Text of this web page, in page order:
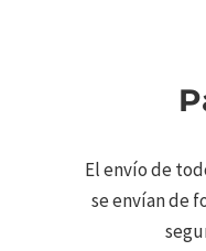
El envío de
se envían de